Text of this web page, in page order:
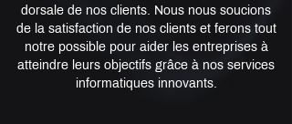
dorsale de nos clients. Nous nous soucions
de la satisfaction de nos clients et ferons tout
notre possible pour aider les entreprises à
atteindre leurs objectifs grâce à nos services
informatiques innovants.